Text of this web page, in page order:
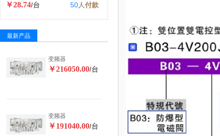
￥28.74/台 50人付款
最新产品
变频器
￥216050.00/台
变频器
￥191040.00/台